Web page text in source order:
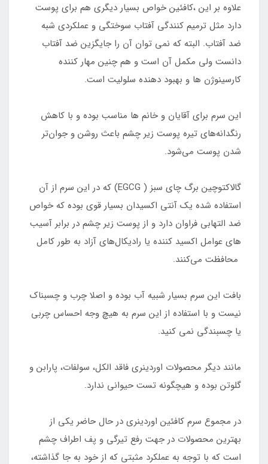
علاوه بر این ،کافئین خواص بسیار دیگری هم برای پوست
دارد مثل ترمیم کنندگی آفتاب سوختگی و عملکردی شبه
ضد آفتاب. البته که نمی توان آن را جایگزین ضد آفتاب
دانست ولی مکمل آن است و هم چنین مهار کننده
کارسینوژن ها و بهبود دهنده سلولیت است.
این سرم برای آقایان و خانم ها مناسب بوده و با کاهش
رنگدانه‌های تیره پوست زیر چشم باعث روشن و جوان‌تر
شدن پوست می‌شود.
گالاکتوچین برگ چای سبز ( EGCG) که در این سرم از آن
استفاده شده یک آنتی اکسیدان بسیار قوی بوده که خواص
ضد التهابی فراوان دارد و از پوست زیر چشم در برابر آسیب
های عوامل اکسید کننده یا رادیکال‌های آزاد به طور کامل
محافظت می‌کنند.
بافت این سرم بسیار شبیه آب بوده و اصلا چرب و چسبناک
نیست و با استفاده از این سرم به هیچ وجه احساس چربی
یا چسبندگی نمی کنید.
مانند دیگر محصولات اوردینری فاقد الکل، سولفات، پارابن و
گلوتن بوده و هیچگونه تست حیوانی ندارد.
در مجموع سرم کافئین اوردینری در حال حاضر یکی از
بهترین محصولات در جهت رفع تیرگی و پف اطراف چشم
است که با توجه به عملکرد مثبتی که از خود به جا گذاشته،